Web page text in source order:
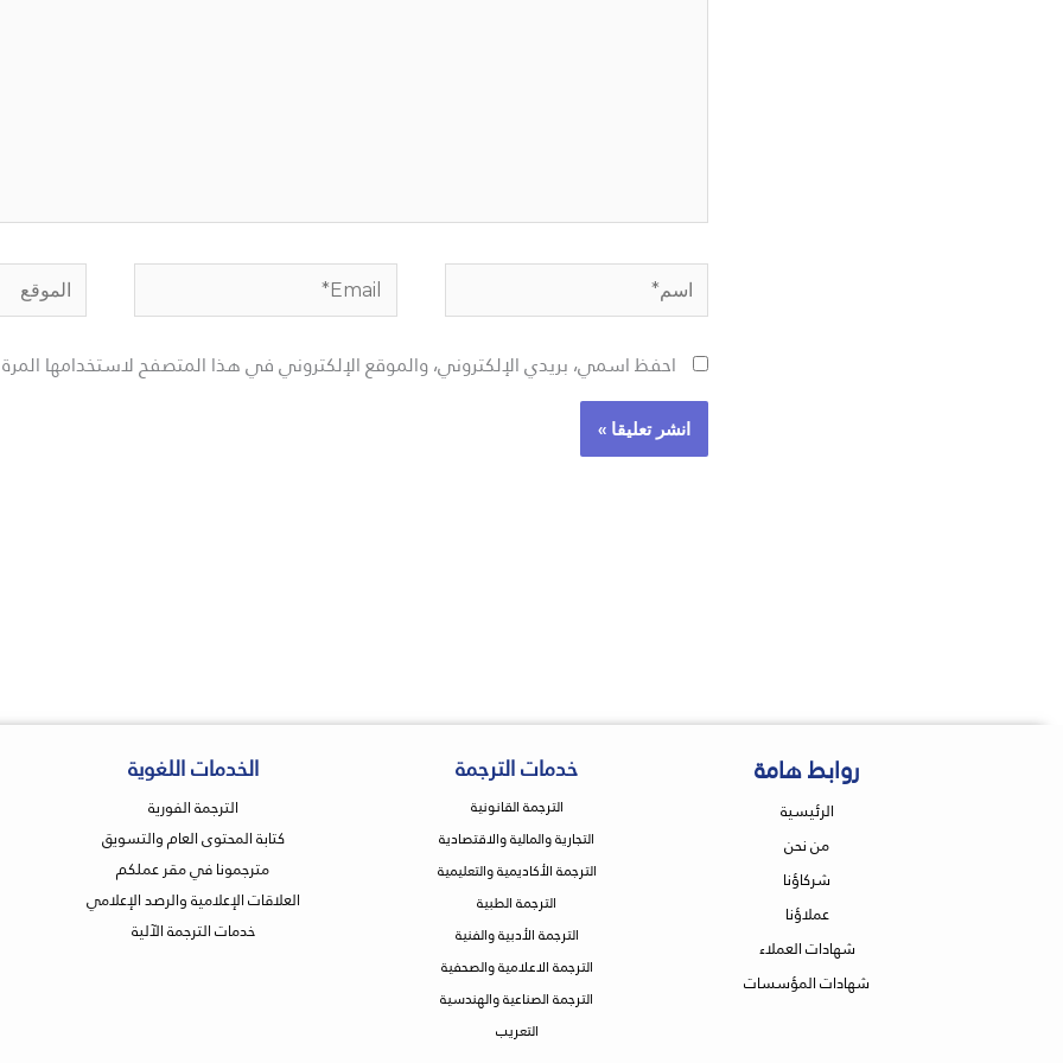
اسم* Email* الموقع
احفظ اسمي، بريدي الإلكتروني، والموقع الإلكتروني في هذا المتصفح لاستخدامها
روابط هامة
الرئيسية
من نحن
شركاؤنا
عملاؤنا
شهادات العملاء
شهادات المؤسسات
خدمات الترجمة
الترجمة القانونية
التجارية والمالية والاقتصادية
الترجمة الأكاديمية والتعليمية
الترجمة الطبية
الترجمة الأدبية والفنية
الترجمة الاعلامية والصحفية
الترجمة الصناعية والهندسية
التعريب
الخدمات اللغوية
الترجمة الفورية
كتابة المحتوى العام والتسويق
مترجمونا في مقر عملكم
العلاقات الإعلامية والرصد الإعلامي
خدمات الترجمة الآلية